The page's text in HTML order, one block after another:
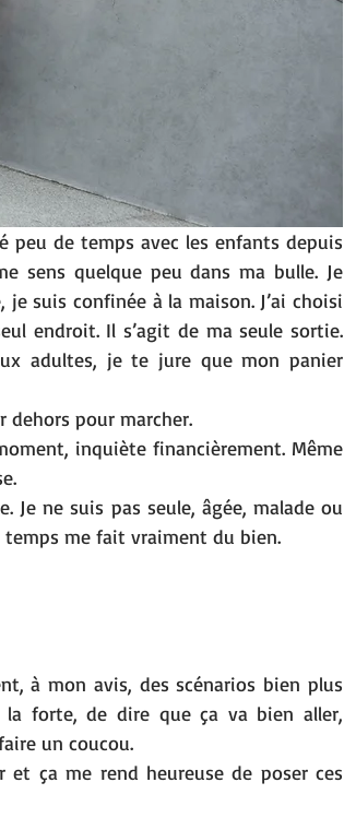
peu de temps avec les enfants depuis
sens quelque peu dans ma bulle. Je
suis confinée à la maison. J’ai choisi
endroit. Il s’agit de ma seule sortie.
adultes, je te jure que mon panier
dehors pour marcher.
inquiète financièrement. Même
Je ne suis pas seule, âgée, malade ou
temps me fait vraiment du bien.
à mon avis, des scénarios bien plus
forte, de dire que ça va bien aller,
un coucou.
ça me rend heureuse de poser ces